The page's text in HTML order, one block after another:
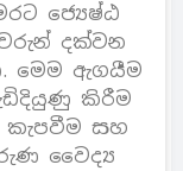
ජ්‍යෙෂ්ඨ
දක්වන
මෙම ඇගයීම
කිරීම
සහ
වෛද්‍ය